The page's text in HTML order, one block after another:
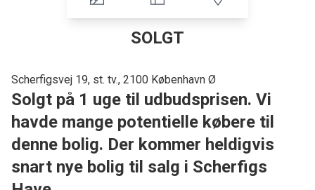
SOLGT
Scherfigsvej 19, st. tv., 2100 København Ø
Solgt på 1 uge til udbudsprisen. Vi
havde mange potentielle købere til
denne bolig. Der kommer heldigvis
snart nye bolig til salg i Scherfigs